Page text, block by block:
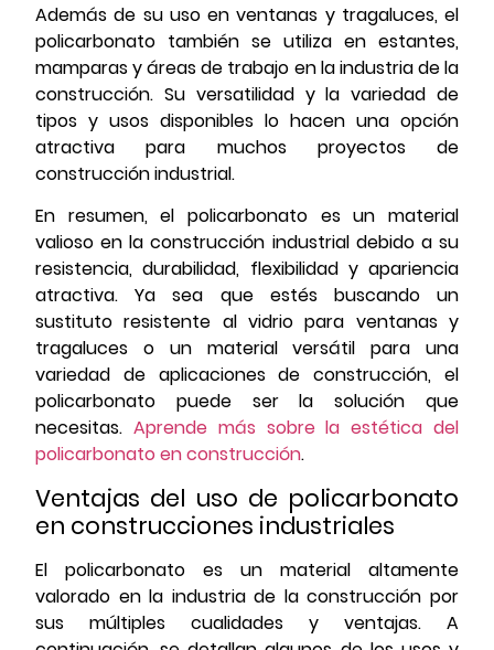
Además de su uso en ventanas y tragaluces, el
policarbonato también se utiliza en estantes,
mamparas y áreas de trabajo en la industria de la
construcción. Su versatilidad y la variedad de
tipos y usos disponibles lo hacen una opción
atractiva para muchos proyectos de
construcción industrial.
En resumen, el policarbonato es un material
valioso en la construcción industrial debido a su
resistencia, durabilidad, flexibilidad y apariencia
atractiva. Ya sea que estés buscando un
sustituto resistente al vidrio para ventanas y
tragaluces o un material versátil para una
variedad de aplicaciones de construcción, el
policarbonato puede ser la solución que
necesitas. Aprende más sobre la estética del
policarbonato en construcción.
Ventajas del uso de policarbonato
en construcciones industriales
El policarbonato es un material altamente
valorado en la industria de la construcción por
sus múltiples cualidades y ventajas. A